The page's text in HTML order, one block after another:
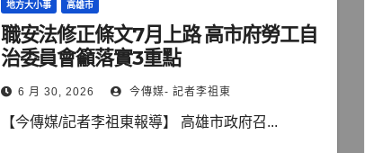
地方大小事 高雄市
職安法修正條文7月上路 高市府勞工自
治委員會籲落實3重點
6 月 30, 2026 今傳媒- 記者李祖東
【今傳媒/記者李祖東報導】 高雄市政府召...